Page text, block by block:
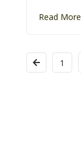
Read More
1